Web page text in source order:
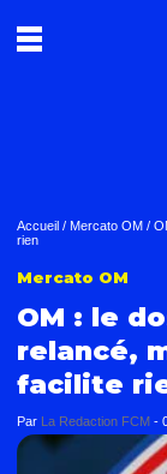
Accueil / Mercato OM /
rien
Mercato OM
OM : le
relancé,
facilite
Par La Redaction FCM -